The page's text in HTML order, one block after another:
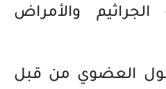
والأمراض
العضوي من قبل